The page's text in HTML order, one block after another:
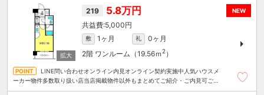
NEW
219 5.8万円
5,000円
敷 1ヶ月 礼
0ヶ月
2階 ワンルーム（19.56ｍ 2）
LINE問い合わせオンライン内見オンライン契約実施中人気ハウスメ
ーカー物件多数取り扱い店当店掲載物件以外もまとめてご紹介・ご内見可ご予